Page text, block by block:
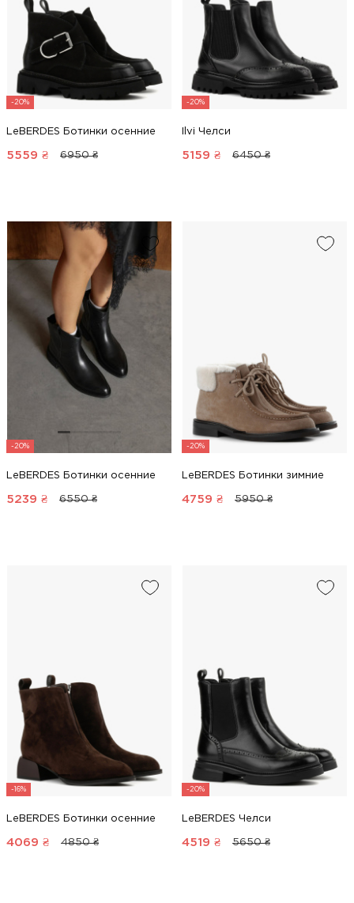
-20%
LeBERDES Ботинки осенние
5559 ₴ 6950 ₴
-20%
Ilvi Челси
5159 ₴ 6450 ₴
-20%
LeBERDES Ботинки осенние
5239 ₴ 6550 ₴
-20%
LeBERDES Ботинки зимние
4759 ₴ 5950 ₴
-16%
LeBERDES Ботинки осенние
4069 ₴ 4850 ₴
-20%
LeBERDES Челси
4519 ₴ 5650 ₴